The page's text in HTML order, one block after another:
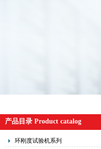
产品目录 Product catalog
环刚度试验机系列